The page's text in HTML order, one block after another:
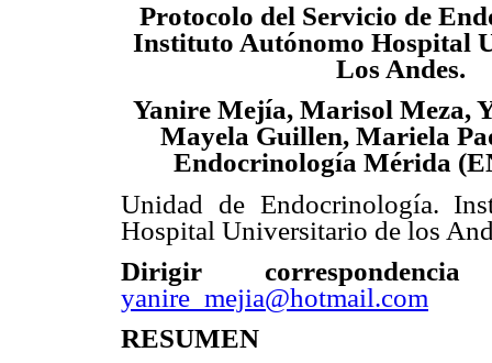
Protocolo del Servicio de
Instituto Autónomo Hospital
Los Andes.
Yanire Mejía, Marisol Meza,
Mayela Guillen, Mariela
Endocrinología Mérida
Unidad de Endocrinología.
Hospital Universitario de los
Dirigir
yanire_mejia@hotmail.com
RESUMEN